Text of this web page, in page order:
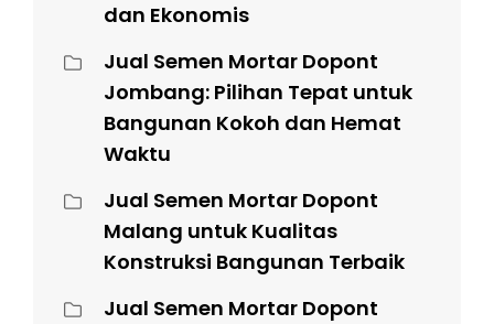
dan Ekonomis
Jual Semen Mortar Dopont
Jombang: Pilihan Tepat untuk
Bangunan Kokoh dan Hemat
Waktu
Jual Semen Mortar Dopont
Malang untuk Kualitas
Konstruksi Bangunan Terbaik
Jual Semen Mortar Dopont